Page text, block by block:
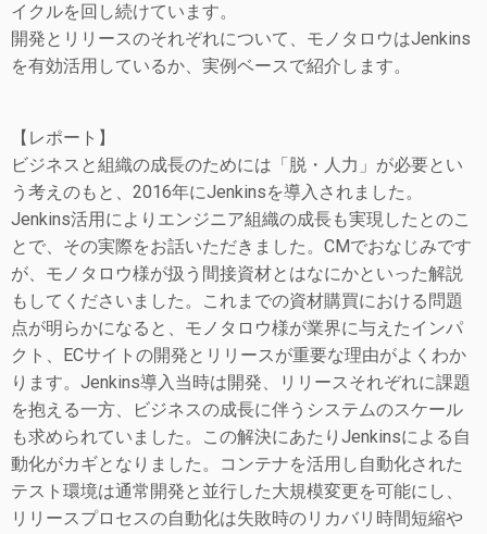
イクルを回し続けています。
開発とリリースのそれぞれについて、モノタロウはJenkins
を有効活用しているか、実例ベースで紹介します。
【レポート】
ビジネスと組織の成長のためには「脱・人力」が必要とい
う考えのもと、2016年にJenkinsを導入されました。
Jenkins活用によりエンジニア組織の成長も実現したとのこ
とで、その実際をお話いただきました。CMでおなじみです
が、モノタロウ様が扱う間接資材とはなにかといった解説
もしてくださいました。これまでの資材購買における問題
点が明らかになると、モノタロウ様が業界に与えたインパ
クト、ECサイトの開発とリリースが重要な理由がよくわか
ります。Jenkins導入当時は開発、リリースそれぞれに課題
を抱える一方、ビジネスの成長に伴うシステムのスケール
も求められていました。この解決にあたりJenkinsによる自
動化がカギとなりました。コンテナを活用し自動化された
テスト環境は通常開発と並行した大規模変更を可能にし、
リリースプロセスの自動化は失敗時のリカバリ時間短縮や